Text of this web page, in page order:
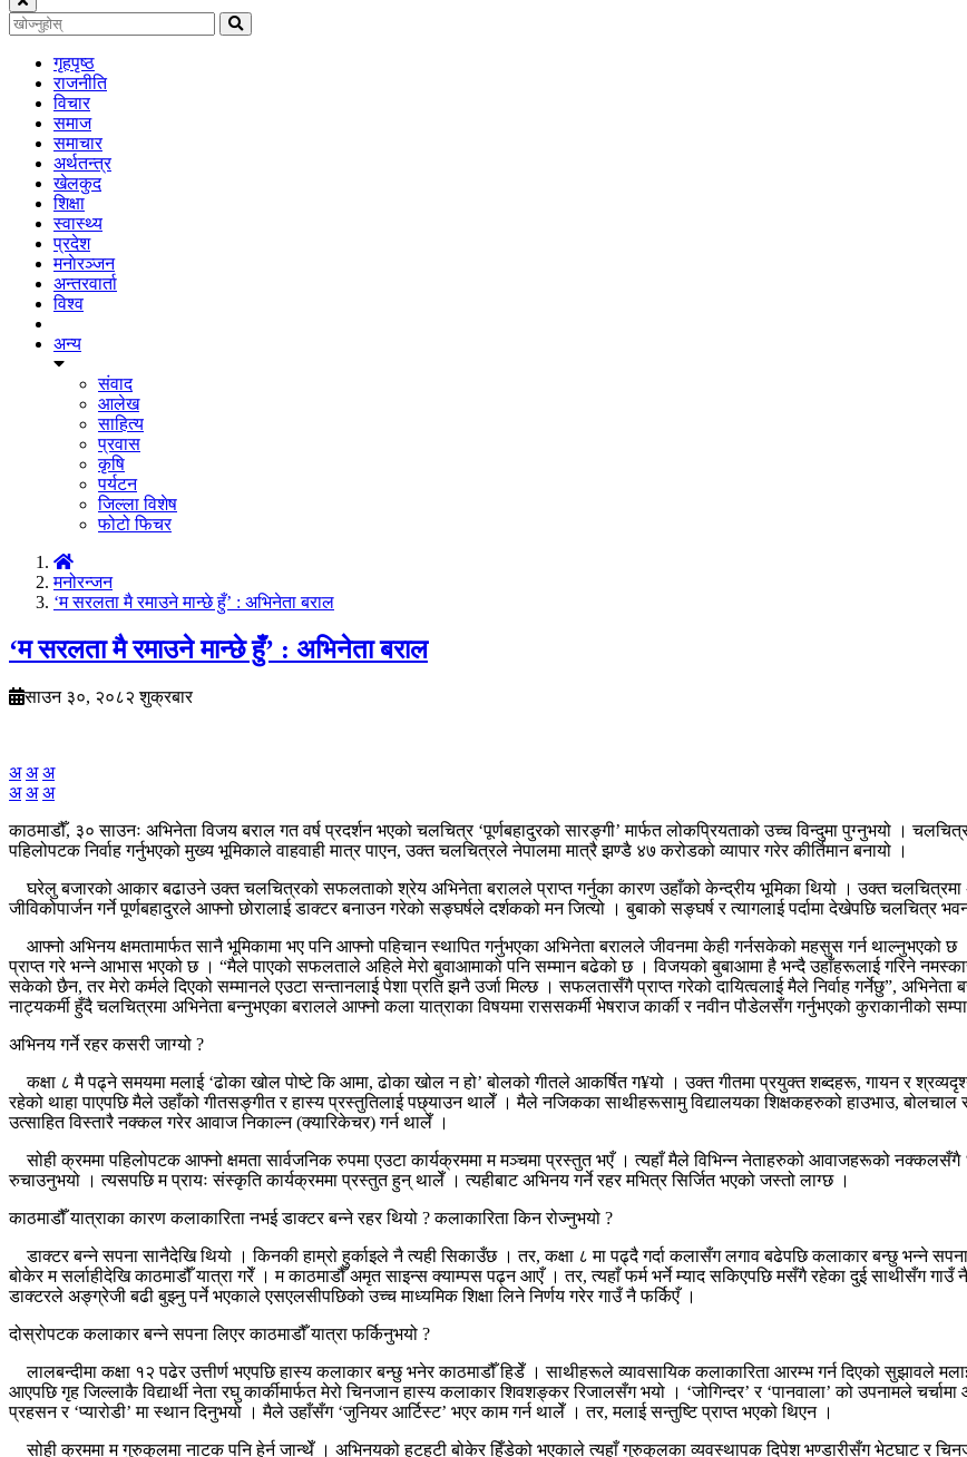
गृहपृष्‍ठ
राजनीति
विचार
समाज
समाचार
अर्थतन्त्र
खेलकुद
शिक्षा
स्वास्थ्य
प्रदेश
मनाेरञ्जन
अन्तरवार्ता
विश्व
अन्य
संवाद
आलेख
साहित्य
प्रवास
कृषि
पर्यटन
जिल्ला विशेष
फोटो फिचर
मनोरन्जन
‘म सरलता मै रमाउने मान्छे हुँ’ : अभिनेता बराल
‘म सरलता मै रमाउने मान्छे हुँ’ : अभिनेता बराल
साउन ३०, २०८२ शुक्रबार
अ अ अ
अ अ अ
काठमाडौँ, ३० साउनः अभिनेता विजय बराल गत वर्ष प्रदर्शन भएको चलचित्र ‘पूर्णबहादुरको सारङ्गी’ मार्फत लोकप्रियताको उच्च विन्दुमा पुग्नुभयो ।
पहिलोपटक निर्वाह गर्नुभएको मुख्य भूमिकाले वाहवाही मात्र पाएन, उक्त चलचित्रले नेपालमा मात्रै झण्डै ४७ करोडको व्यापार गरेर कीर्तिमान बनायो ।
घरेलु बजारको आकार बढाउने उक्त चलचित्रको सफलताको श्रेय अभिनेता बरालले प्राप्त गर्नुका कारण उहाँको केन्द्रीय भूमिका थियो । उक्त चलचित्रमा
जीविकोपार्जन गर्ने पूर्णबहादुरले आफ्नो छोरालाई डाक्टर बनाउन गरेको सङ्घर्षले दर्शकको मन जित्यो । बुबाको सङ्घर्ष र त्यागलाई पर्दामा देखेपछि चलचित्र
आफ्नो अभिनय क्षमतामार्फत सानै भूमिकामा भए पनि आफ्नो पहिचान स्थापित गर्नुभएका अभिनेता बरालले जीवनमा केही गर्नसकेको महसुस गर्न थाल्नुभएको छ
प्राप्त गरे भन्ने आभास भएको छ । “मैले पाएको सफलताले अहिले मेरो बुवाआमाको पनि सम्मान बढेको छ । विजयको बुबाआमा है भन्दै उहाँहरूलाई गरिने
सकेको छैन, तर मेरो कर्मले दिएको सम्मानले एउटा सन्तानलाई पेशा प्रति झनै उर्जा मिल्छ । सफलतासँगै प्राप्त गरेको दायित्वलाई मैले निर्वाह गर्नेछु”, अभिनेता
नाट्यकर्मी हुँदै चलचित्रमा अभिनेता बन्नुभएका बरालले आफ्नो कला यात्राका विषयमा राससकर्मी भेषराज कार्की र नवीन पौडेलसँग गर्नुभएको कुराकानीको
अभिनय गर्ने रहर कसरी जाग्यो ?
कक्षा ८ मै पढ्ने समयमा मलाई ‘ढोका खोल पोष्टे कि आमा, ढोका खोल न हो’ बोलको गीतले आकर्षित ग¥यो । उक्त गीतमा प्रयुक्त शब्दहरू, गायन र
रहेको थाहा पाएपछि मैले उहाँको गीतसङ्गीत र हास्य प्रस्तुतिलाई पछ्याउन थालेँ । मैले नजिकका साथीहरूसामु विद्यालयका शिक्षकहरुको हाउभाउ,
उत्साहित विस्तारै नक्कल गरेर आवाज निकाल्न (क्यारिकेचर) गर्न थालेँ ।
सोही क्रममा पहिलोपटक आफ्नो क्षमता सार्वजनिक रुपमा एउटा कार्यक्रममा म मञ्चमा प्रस्तुत भएँ । त्यहाँ मैले विभिन्न नेताहरुको आवाजहरूको
रुचाउनुभयो । त्यसपछि म प्रायः संस्कृति कार्यक्रममा प्रस्तुत हुन् थालेँ । त्यहीबाट अभिनय गर्ने रहर मभित्र सिर्जित भएको जस्तो लाग्छ ।
काठमाडौँ यात्राका कारण कलाकारिता नभई डाक्टर बन्ने रहर थियो ? कलाकारिता किन रोज्नुभयो ?
डाक्टर बन्ने सपना सानैदेखि थियो । किनकी हाम्रो हुर्काइले नै त्यही सिकाउँछ । तर, कक्षा ८ मा पढ्दै गर्दा कलासँग लगाव बढेपछि कलाकार बन्छु भन्ने
बोकेर म सर्लाहीदेखि काठमाडौँ यात्रा गरेँ । म काठमाडौँ अमृत साइन्स क्याम्पस पढ्न आएँ । तर, त्यहाँ फर्म भर्ने म्याद सकिएपछि मसँगै रहेका दुई साथीसँग
डाक्टरले अङ्ग्रेजी बढी बुझ्नु पर्ने भएकाले एसएलसीपछिको उच्च माध्यमिक शिक्षा लिने निर्णय गरेर गाउँ नै फर्किएँ ।
दोस्रोपटक कलाकार बन्ने सपना लिएर काठमाडौँ यात्रा फर्किनुभयो ?
लालबन्दीमा कक्षा १२ पढेर उत्तीर्ण भएपछि हास्य कलाकार बन्छु भनेर काठमाडौँ हिडेँ । साथीहरूले व्यावसायिक कलाकारिता आरम्भ गर्न दिएको सुझावले
आएपछि गृह जिल्लाकै विद्यार्थी नेता रघु कार्कीमार्फत मेरो चिनजान हास्य कलाकार शिवशङ्कर रिजालसँग भयो । ‘जोगिन्दर’ र ‘पानवाला’ को उपनामले
प्रहसन र ‘प्यारोडी’ मा स्थान दिनुभयो । मैले उहाँसँग ‘जुनियर आर्टिस्ट’ भएर काम गर्न थालेँ । तर, मलाई सन्तुष्टि प्राप्त भएको थिएन ।
सोही क्रममा म गुरुकुलमा नाटक पनि हेर्न जान्थेँ । अभिनयको हुटहुटी बोकेर हिँडेको भएकाले त्यहाँ गुरुकुलका व्यवस्थापक दिपेश भण्डारीसँग भेटघाट र